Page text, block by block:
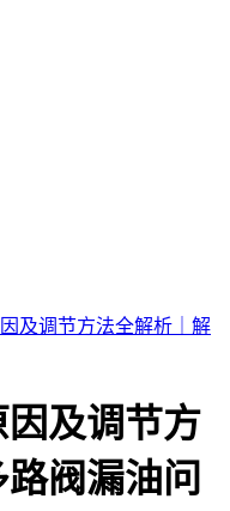
及调节方法全解析｜解
及调节方
阀漏油问